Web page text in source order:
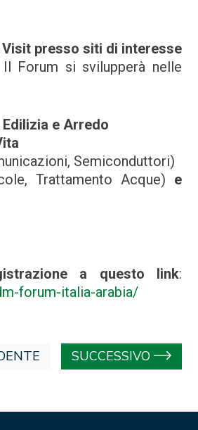
Visit presso siti di interesse
Forum si svilupperà nelle
e Arredo
Semiconduttori)
Trattamento Acque) e
a questo link:
forum-italia-arabia/
SUCCESSIVO